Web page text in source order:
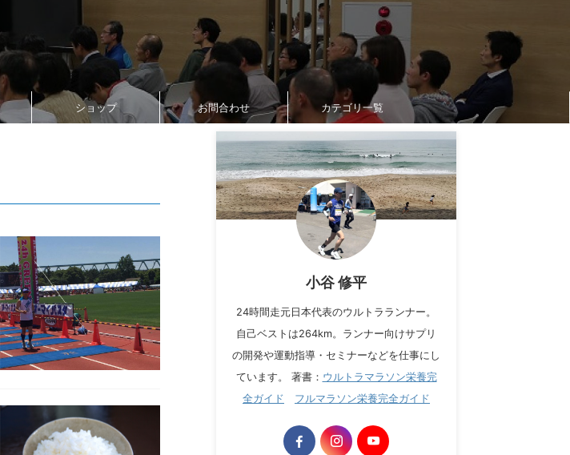
ショップ お問合わせ カテゴリ一覧
小谷 修平
24時間走元日本代表のウルトラランナー。
自己ベストは264km。ランナー向けサプリ
の開発や運動指導・セミナーなどを仕事にし
ています。 著書： ウルトラマラソン栄養完
全ガイド
フルマラソン栄養完全ガイド